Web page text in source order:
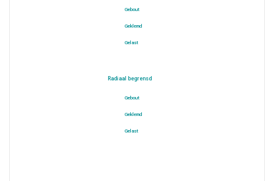
Gebout
Geklemd
Gelast
Radiaal begrensd
Gebout
Geklemd
Gelast